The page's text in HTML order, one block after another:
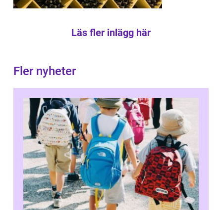
Läs fler inlägg här
Fler nyheter